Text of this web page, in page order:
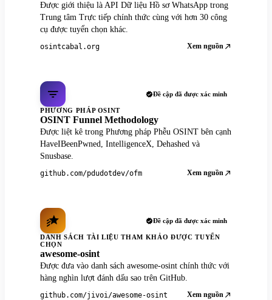
Được giới thiệu là API Dữ liệu Hồ sơ WhatsApp trong
Trung tâm Trực tiếp chính thức cùng với hơn 30 công
cụ được tuyển chọn khác.
osintcabal.org Xem nguồn
Đề cập đã được xác minh
PHƯƠNG PHÁP OSINT
OSINT Funnel Methodology
Được liệt kê trong Phương pháp Phễu OSINT bên cạnh
HaveIBeenPwned, IntelligenceX, Dehashed và
Snusbase.
github.com/pdudotdev/ofm Xem nguồn
Đề cập đã được xác minh
DANH SÁCH TÀI LIỆU THAM KHẢO ĐƯỢC TUYỂN
CHỌN
awesome-osint
Được đưa vào danh sách awesome-osint chính thức với
hàng nghìn lượt đánh dấu sao trên GitHub.
github.com/jivoi/awesome-osint Xem nguồn